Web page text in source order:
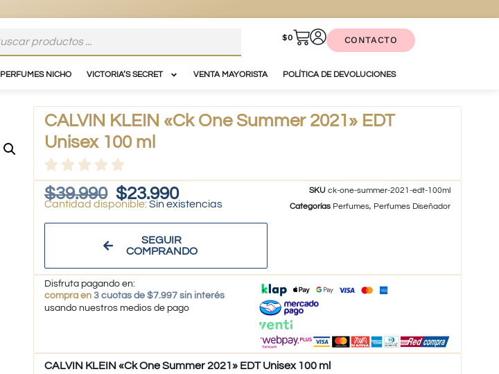
$0 CONTACTO
PERFUMES NICHO VICTORIA’S SECRET VENTA MAYORISTA POLÍTICA DE DEVOLUCIONES
CALVIN KLEIN «Ck One Summer 2021» EDT
Unisex 100 ml
$39.990 $23.990
Sin existencias
SEGUIR
COMPRANDO
SKUck-one-summer-2021-edt-100ml
Categorías Perfumes, Perfumes Diseñador
Disfruta pagando en:
compra en 3 cuotas de $7.997 sin interés
usando nuestros medios de pago
CALVIN KLEIN «Ck One Summer 2021» EDT Unisex 100 ml